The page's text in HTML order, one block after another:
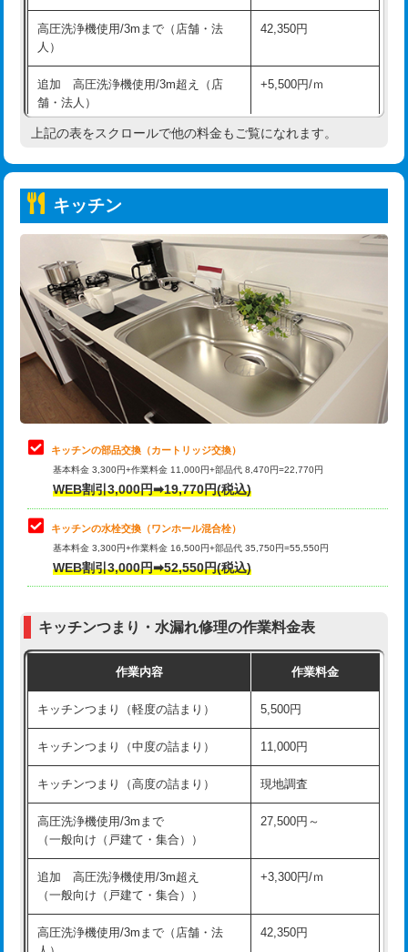
持込商品取付（単水栓） 13,200円
持込商品取付（混合水栓）
持込商品取付（浄水器・分岐水栓） 16,500円
持込商品取付（温水洗浄便座） 22,000円
持込商品取付（普通便座⇔温水洗浄便
22,000円
給水管工事※（ホール加工)
給水管工事※（バンド止め) 3,300円
給水管工事※（支持金具設置) 5,500円
給水管工事※（保温材使用（バンド止
め込み）)
5,500円
給水管工事※（土の掘削・埋め戻し作
11,000円
給水管工事※（塩ビ管（VP・HI）使
用/3ｍまで)
給水管工事※（塩ビ管（VP・HI）使
用（追加）/3ｍ超え)
給水管工事※（ライニング鋼管・銅
管・ポリ管・HT管使用/3ｍまで)
44,000円
管・ポリ管・HT管使用/3ｍ超え)
排水管工事（土の掘削・埋め戻し作
11,000円~
排水管工事（排水管工事/3ｍまで） 55,000円
排水管工事（追加 排水管工事/3ｍ超
+11,000円
マス交換（深さ50㎝未満）
マス交換（深さ50㎝以上） 66,000円
コンクリート斫り（厚さ10㎝まで）
高圧洗浄機使用/3mまで（店舗・法
人）
42,350円
追加 高圧洗浄機使用/3m超え（店
舗・法人）
+5,500円/ｍ
高度高圧洗浄換 現地調査
トーラー機使用/3mまで
追加トーラー機使用/3m超え +3,300円
カメラ調査 33,000円
桝清掃 8,800円
止水・漏水調査・防水処理・清掃・修
理・調整・分解・加工など（軽作業）
11,000円
止水・漏水調査・防水処理・清掃・修
理・調整・分解・加工など（中作業）
22,000円
止水・漏水調査・防水処理・清掃・修
理・調整・分解・加工など（重作業）
33,000円
お風呂タンク脱着
その他部品の脱着
式・ワンホール）)
交換・取付(排水栓・排水トラップ
22,000円+材料費
持込商品取付（単水栓）
持込商品取付（混合水栓） 16,500円
上記の表をスクロールで他の料金もご覧になれます。
キッチン
キッチンの部品交換（カートリッジ交換）
基本料金 3,300円+作業料金 11,000円+部品代 8,470円=22,770円
WEB割引3,000円➡19,770円(税込)
キッチンの水栓交換（ワンホール混合栓）
基本料金 3,300円+作業料金 16,500円+部品代 35,750円=55,550円
WEB割引3,000円➡52,550円(税込)
キッチンつまり・水漏れ修理の作業料金表
作業内容 作業料金
キッチンつまり（軽度の詰まり） 5,500円
キッチンつまり（中度の詰まり） 11,000円
キッチンつまり（高度の詰まり） 現地調査
高圧洗浄機使用/3mまで
（一般向け（戸建て・集合））
27,500円～
追加 高圧洗浄機使用/3m超え
（一般向け（戸建て・集合））
+3,300円/ｍ
高圧洗浄機使用/3mまで（店舗・法
42,350円